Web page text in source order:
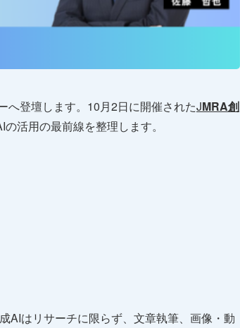
へ登壇します。10月2日に開催されたJMRA創
活用の最前線を整理します。
AIはリサーチに限らず、文章執筆、画像・動